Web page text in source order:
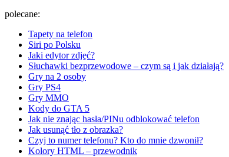
polecane:
Tapety na telefon
Siri po Polsku
Jaki edytor zdjęć?
Słuchawki bezprzewodowe – czym są i jak działają?
Gry na 2 osoby
Gry PS4
Gry MMO
Kody do GTA 5
Jak nie znając hasła/PINu odblokować telefon
Jak usunąć tło z obrazka?
Czyj to numer telefonu? Kto do mnie dzwonił?
Kolory HTML – przewodnik